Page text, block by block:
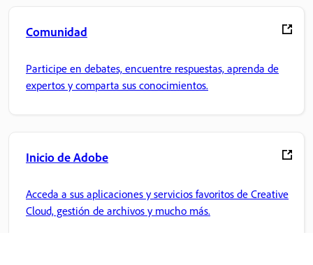
Comunidad
Participe en debates, encuentre respuestas, aprenda de
expertos y comparta sus conocimientos.
Inicio de Adobe
Acceda a sus aplicaciones y servicios favoritos de Creative
Cloud, gestión de archivos y mucho más.